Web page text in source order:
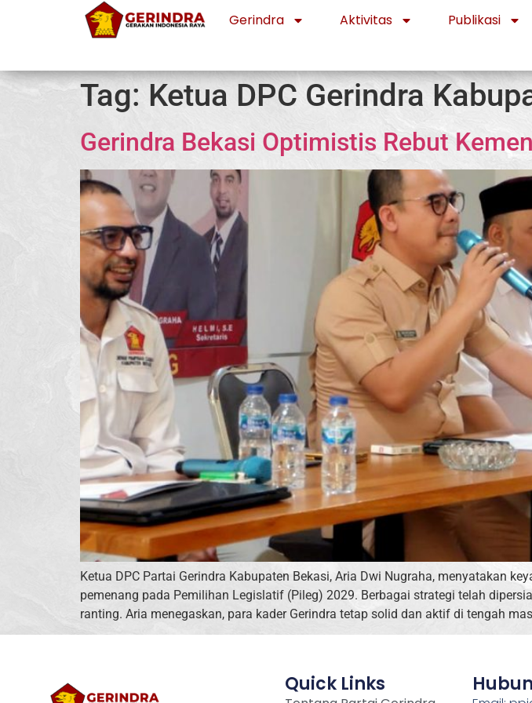
Gerindra Aktivitas Publikasi
Tag: Ketua DPC Gerindra
Gerindra Bekasi Optimistis Rebut
Ketua DPC Partai Gerindra Kabupaten Bekasi, Aria Dwi Nugraha, menyatakan
pemenang pada Pemilihan Legislatif (Pileg) 2029. Berbagai strategi telah
ranting. Aria menegaskan, para kader Gerindra tetap solid dan aktif di tengah
Quick Links